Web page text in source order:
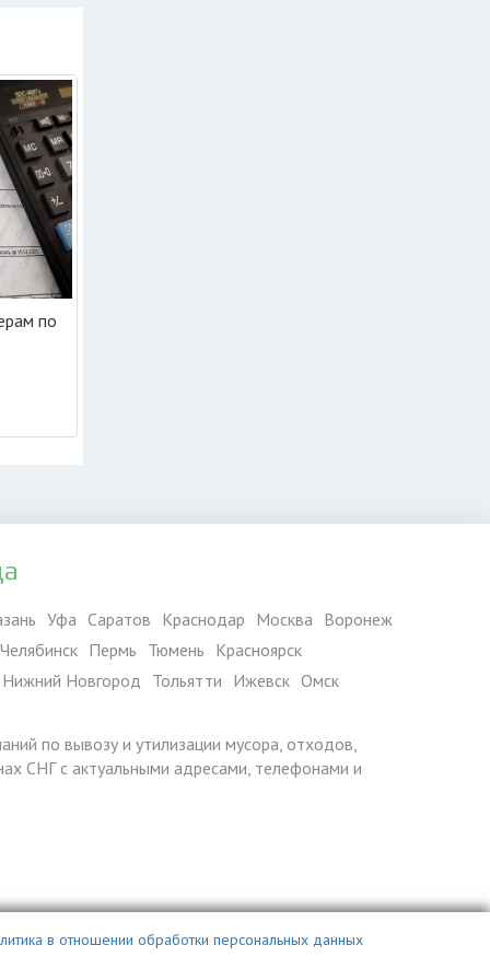
по
Уфа Саратов Краснодар Москва Воронеж
Челябинск Пермь Тюмень Красноярск
Нижний Новгород Тольятти Ижевск Омск
по вывозу и утилизации мусора, отходов,
СНГ с актуальными адресами, телефонами и
в отношении обработки персональных данных